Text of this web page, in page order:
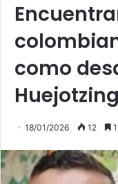
como
18/01/2026 12